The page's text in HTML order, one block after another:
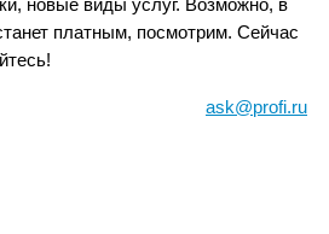
новые виды услуг. Возможно, в
платным, посмотрим. Сейчас
ask@profi.ru